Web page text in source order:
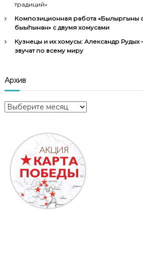
традиций»
Композиционная работа «Былыргыны
быыһынан» с двумя хомусами
Кузнецы и их хомусы: Александр Рудых
звучат по всему миру
Архив
А